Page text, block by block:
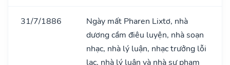
31/7/1886
Ngày mất Pharen Lixtơ, nhà
dương cầm điêu luyện, nhà soạn
nhạc, nhà lý luận, nhạc trưởng lỗi
lạc, nhà lý luận và nhà sư phạm